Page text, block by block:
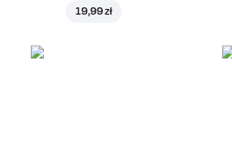
19,99 zł